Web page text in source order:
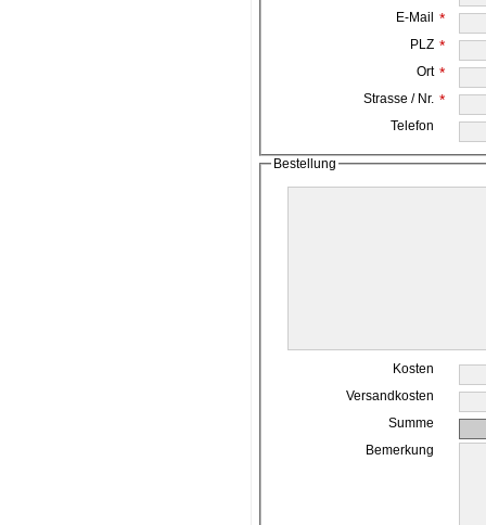
E-Mail
*
PLZ *
Ort *
Strasse / Nr. *
Telefon
Bestellung
Kosten
Versandkosten
Summe
Bemerkung